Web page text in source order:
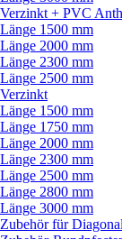
Verzinkt + PVC
Länge 1500 mm
Länge 2000 mm
Länge 2300 mm
Länge 2500 mm
Verzinkt
Länge 1500 mm
Länge 1750 mm
Länge 2000 mm
Länge 2300 mm
Länge 2500 mm
Länge 2800 mm
Länge 3000 mm
Zubehör für